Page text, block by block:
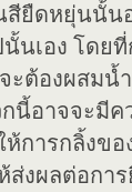
สียืดหยุ่นนั้น
นเอง โดย
ะต้องผสมน้
กนี้อาจจะมี
การกลิ้งขอ
ส่งผลต่อกา